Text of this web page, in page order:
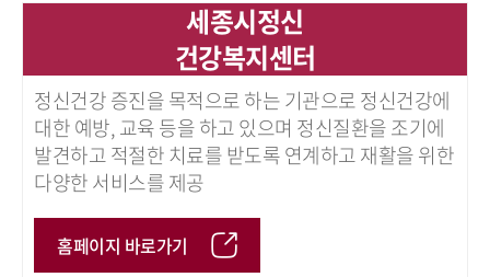
세종시정신
건강복지센터
정신건강 증진을 목적으로 하는 기관으로 정신건강에
대한 예방, 교육 등을 하고 있으며 정신질환을 조기에
발견하고 적절한 치료를 받도록 연계하고 재활을 위한
다양한 서비스를 제공
홈페이지 바로가기